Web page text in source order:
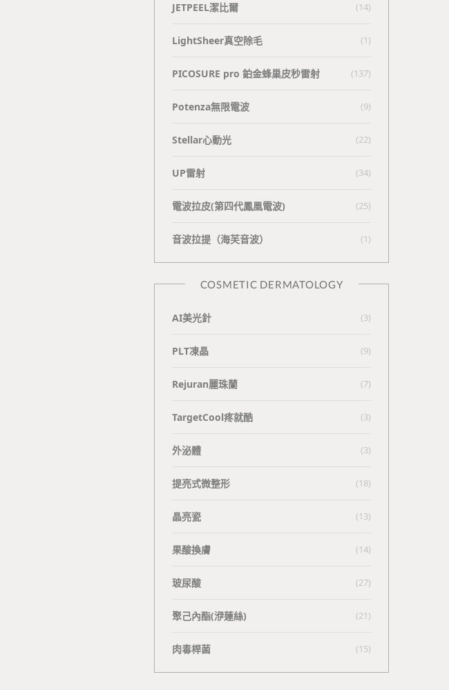
JETPEEL潔比爾 (14)
LightSheer真空除毛 (1)
PICOSURE pro 鉑金蜂巢皮秒雷射 (137)
Potenza無限電波 (9)
Stellar心動光 (22)
UP雷射 (34)
電波拉皮(第四代鳳凰電波) (25)
⾳波拉提（海芙⾳波） (1)
COSMETIC DERMATOLOGY
AI美光針 (3)
PLT凍晶 (9)
Rejuran麗珠蘭 (7)
TargetCool疼就酷 (3)
外泌體 (3)
提亮式微整形 (18)
晶亮瓷 (13)
果酸換膚 (14)
玻尿酸 (27)
聚己內酯(洢蓮絲) (21)
肉毒桿菌 (15)